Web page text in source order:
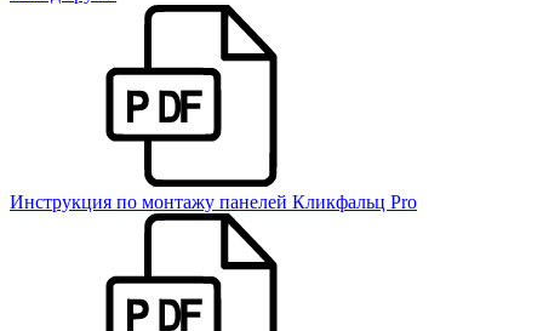
Инструкция по монтажу панелей Кликфальц Pro